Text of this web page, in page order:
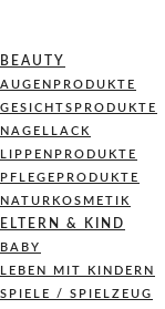
BEAUTY
AUGENPRODUKTE
GESICHTSPRODUKTE
NAGELLACK
LIPPENPRODUKTE
PFLEGEPRODUKTE
NATURKOSMETIK
ELTERN & KIND
BABY
LEBEN MIT KINDERN
SPIELE / SPIELZEUG